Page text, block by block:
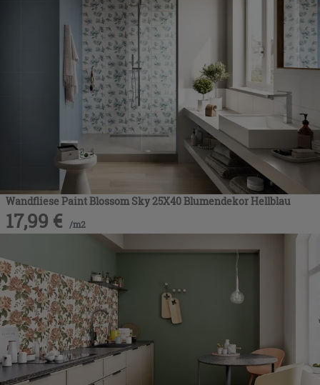
Wandfliese Paint Blossom Sky 25X40 Blumendekor Hellblau
17,99 € /m2